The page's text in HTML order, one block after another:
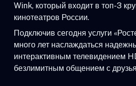
Wink, который входит в топ-3
кинотеатров России.
Подключив сегодня услуги
много лет наслаждаться
интерактивным телевидением
безлимитным общением с